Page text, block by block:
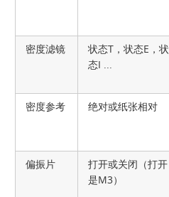
密度滤镜
状态T，状态E，状
态I ...
密度参考
绝对或纸张相对
偏振片
打开或关闭（打开
是M3）